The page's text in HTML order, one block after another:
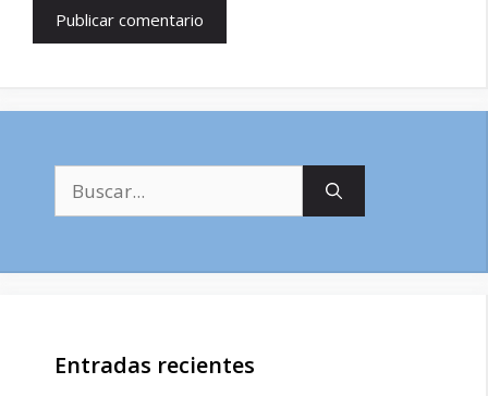
Entradas recientes